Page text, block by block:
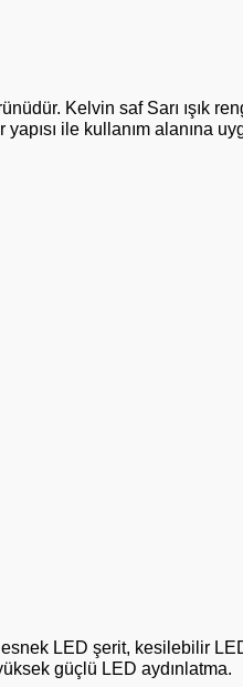
Kelvin saf Sarı ışık
ile kullanım alanına
LED şerit, kesilebilir
güçlü LED aydınlatma.